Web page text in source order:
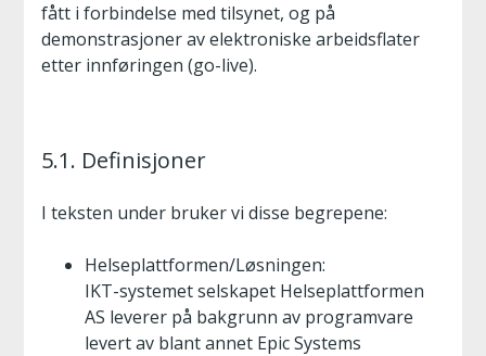
fått i forbindelse med tilsynet, og på
demonstrasjoner av elektroniske arbeidsflater
etter innføringen (go-live).
5.1. Definisjoner
I teksten under bruker vi disse begrepene:
Helseplattformen/Løsningen:
IKT-systemet selskapet Helseplattformen
AS leverer på bakgrunn av programvare
levert av blant annet Epic Systems